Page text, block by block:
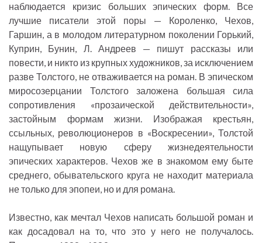
наблюдается кризис больших эпических форм. Все
лучшие писатели этой поры — Короленко, Чехов,
Гаршин, а в молодом литературном поколении Горький,
Куприн, Бунин, Л. Андреев — пишут рассказы или
повести, и никто из крупных художников, за исключением
разве Толстого, не отваживается на роман. В эпическом
миросозерцании Толстого заложена большая сила
сопротивления «прозаической действительности»,
застойным формам жизни. Изображая крестьян,
ссыльных, революционеров в «Воскресении», Толстой
нащупывает новую сферу жизнедеятельности
эпических характеров. Чехов же в знакомом ему быте
среднего, обывательского круга не находит материала
не только для эпопеи, но и для романа.
Известно, как мечтал Чехов написать большой роман и
как досадовал на то, что это у него не получалось.